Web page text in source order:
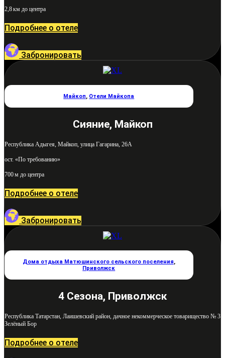
2,8 км до центра
Подробнее о отеле
Забронировать
Майкоп, Отели Майкопа
Сияние, Майкоп
Республика Адыгея, Майкоп, улица Гагарина, 26А
ост. «По требованию»
700 м до центра
Подробнее о отеле
Забронировать
Дома отдыха Матюшинского сельского поселения,
Приволжск
4 Сезона, Приволжск
Республика Татарстан, Лаишевский район, дачное некоммерческое товарищество № 3
Зелёный Бор
Подробнее о отеле